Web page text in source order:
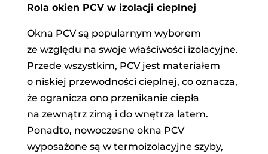
Rola okien PCV w izolacji cieplnej
Okna PCV są popularnym wyborem
ze względu na swoje właściwości izolacyjne.
Przede wszystkim, PCV jest materiałem
o niskiej przewodności cieplnej, co oznacza,
że ogranicza ono przenikanie ciepła
na zewnątrz zimą i do wnętrza latem.
Ponadto, nowoczesne okna PCV
wyposażone są w termoizolacyjne szyby,